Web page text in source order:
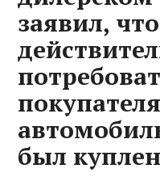
заявил,
был